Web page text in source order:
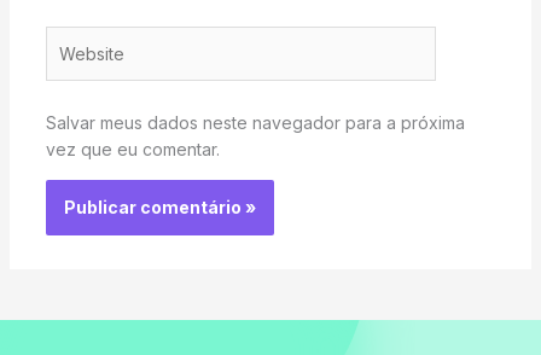
Salvar meus dados neste navegador para a próxima
vez que eu comentar.